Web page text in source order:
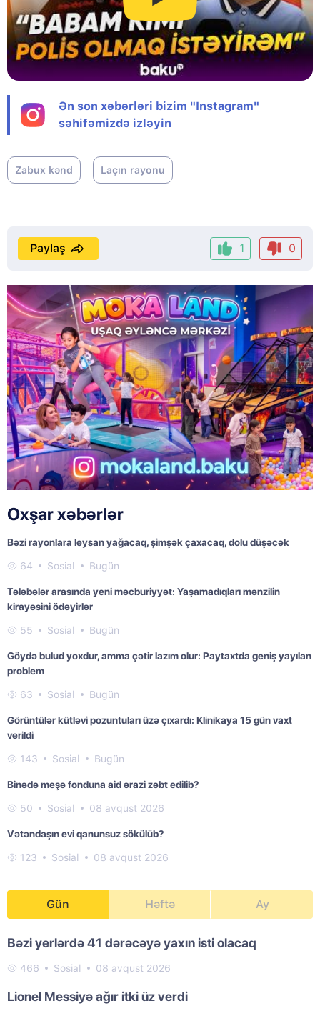
Ən son xəbərləri bizim "Instagram"
səhifəmizdə izləyin
Zabux kənd Laçın rayonu
1 0
Paylaş
Oxşar xəbərlər
Bəzi rayonlara leysan yağacaq, şimşək çaxacaq, dolu düşəcək
64 Sosial Bugün
Tələbələr arasında yeni məcburiyyət: Yaşamadıqları mənzilin
kirayəsini ödəyirlər
55 Sosial Bugün
Göydə bulud yoxdur, amma çətir lazım olur: Paytaxtda geniş yayılan
problem
63 Sosial Bugün
Görüntülər kütləvi pozuntuları üzə çıxardı: Klinikaya 15 gün vaxt
verildi
143 Sosial Bugün
Binədə meşə fonduna aid ərazi zəbt edilib?
50 Sosial 08 avqust 2026
Vətəndaşın evi qanunsuz sökülüb?
123 Sosial 08 avqust 2026
Gün Həftə Ay
Bəzi yerlərdə 41 dərəcəyə yaxın isti olacaq
466 Sosial 08 avqust 2026
Lionel Messiyə ağır itki üz verdi